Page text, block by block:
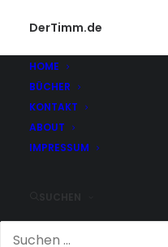
DerTimm.de
HOME
BÜCHER
KONTAKT
ABOUT
IMPRESSUM